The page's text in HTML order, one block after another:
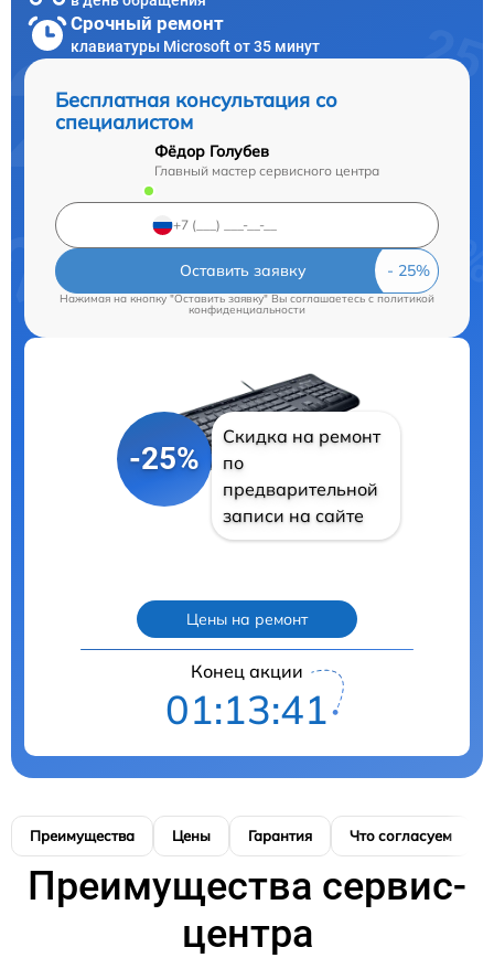
Срочный ремонт
клавиатуры Microsoft от 35 минут
Бесплатная консультация со
специалистом
Фёдор Голубев
Главный мастер сервисного центра
Оставить заявку
Нажимая на кнопку "Оставить заявку" Вы соглашаетесь cполитикой
конфиденциальности
-25%
Скидка на ремонт
по
предварительной
записи на сайте
Цены на ремонт
Конец акции
01:13:40
Преимущества Цены Гарантия Что согласуем
Преимущества сервис-
центра